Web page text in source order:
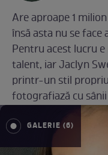
Are aproape 1
însă asta nu se face
Pentru acest lucru
talent, iar Jaclyn
printr-un stil
fotografiază cu
GALERIE (6)